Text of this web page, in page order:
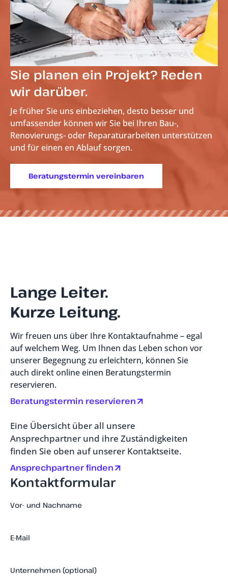
Sie planen ein Projekt? Reden
wir darüber.
Je früher Sie uns einbeziehen, desto besser und
umfassender können wir Sie bei Ihren Bau-,
Renovierungs- oder Reparaturarbeiten unterstützen
und für einen en Ablauf sorgen.
Beratungstermin vereinbaren
Lange Leiter.
Kurze Leitung.
Wir freuen uns über Ihre Kontaktaufnahme – egal
auf welchem Weg. Um Ihnen das Leben schon vor
unserer Begegnung zu erleichtern, können Sie
auch direkt online einen Beratungstermin
reservieren.
Beratungstermin reservieren
Eine Übersicht über all unsere
Ansprechpartner und ihre Zuständigkeiten
finden Sie oben auf unserer Kontaktseite.
Ansprechpartner finden
Kontaktformular
Vor- und Nachname
E-Mail
Unternehmen (optional)